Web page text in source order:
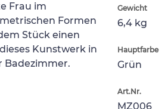
Gewicht
6,4 kg
Hauptfarbe
Grün
Art.Nr.
MZ006
Frau im
Formen
Stück einen
Kunstwerk in
Badezimmer.